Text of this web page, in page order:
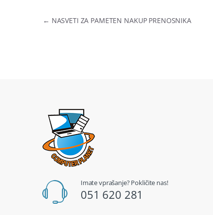
Navigacija prispevka
← NASVETI ZA PAMETEN NAKUP PRENOSNIKA
Imate vprašanje? Pokličite nas!
051 620 281